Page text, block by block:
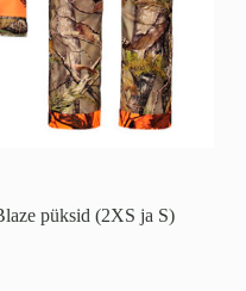
püksid (2XS ja S)